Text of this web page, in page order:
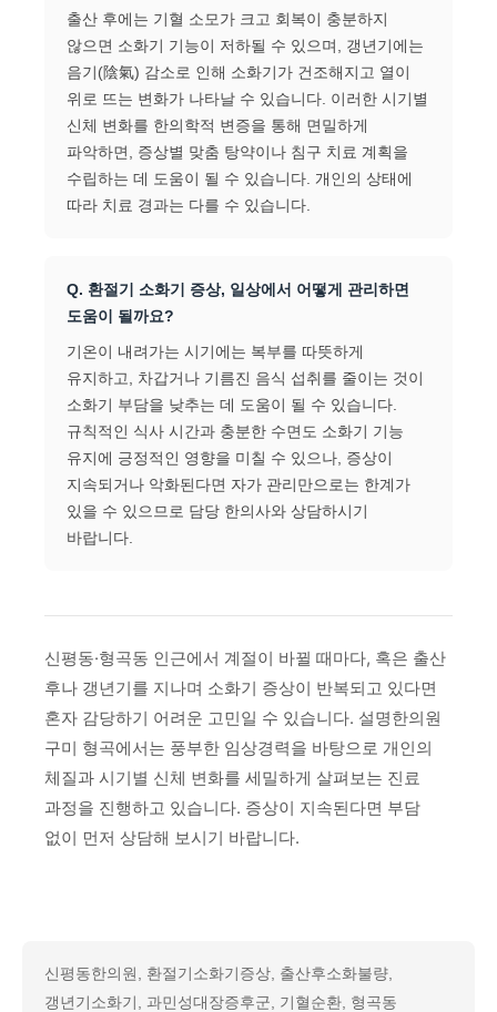
출산 후에는 기혈 소모가 크고 회복이 충분하지
않으면 소화기 기능이 저하될 수 있으며, 갱년기에는
음기(陰氣) 감소로 인해 소화기가 건조해지고 열이
위로 뜨는 변화가 나타날 수 있습니다. 이러한 시기별
신체 변화를 한의학적 변증을 통해 면밀하게
파악하면, 증상별 맞춤 탕약이나 침구 치료 계획을
수립하는 데 도움이 될 수 있습니다. 개인의 상태에
따라 치료 경과는 다를 수 있습니다.
Q. 환절기 소화기 증상, 일상에서 어떻게 관리하면
도움이 될까요?
기온이 내려가는 시기에는 복부를 따뜻하게
유지하고, 차갑거나 기름진 음식 섭취를 줄이는 것이
소화기 부담을 낮추는 데 도움이 될 수 있습니다.
규칙적인 식사 시간과 충분한 수면도 소화기 기능
유지에 긍정적인 영향을 미칠 수 있으나, 증상이
지속되거나 악화된다면 자가 관리만으로는 한계가
있을 수 있으므로 담당 한의사와 상담하시기
바랍니다.
신평동·형곡동 인근에서 계절이 바뀔 때마다, 혹은 출산
후나 갱년기를 지나며 소화기 증상이 반복되고 있다면
혼자 감당하기 어려운 고민일 수 있습니다. 설명한의원
구미 형곡에서는 풍부한 임상경력을 바탕으로 개인의
체질과 시기별 신체 변화를 세밀하게 살펴보는 진료
과정을 진행하고 있습니다. 증상이 지속된다면 부담
없이 먼저 상담해 보시기 바랍니다.
신평동한의원, 환절기소화기증상, 출산후소화불량,
갱년기소화기, 과민성대장증후군, 기혈순환, 형곡동